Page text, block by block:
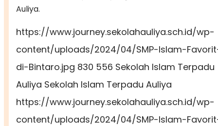
Auliya.
https://www.journey.sekolahauliya.sch.id/wp-
content/uploads/2024/04/SMP-Islam-
di-Bintaro.jpg 830 556 Sekolah Islam Terpadu
Auliya Sekolah Islam Terpadu Auliya
https://www.journey.sekolahauliya.sch.id/wp-
content/uploads/2024/04/SMP-Islam-